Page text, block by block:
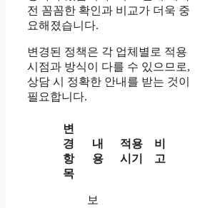
전 꼼꼼한 확인과 비교가 더욱 중
요해졌습니다.
변경된 정책은 각 업체별로 적용
시점과 방식이 다를 수 있으므로,
상담 시 정확한 안내를 받는 것이
필요합니다.
변
경
항
목
내
용
적용
시기
비
고
보